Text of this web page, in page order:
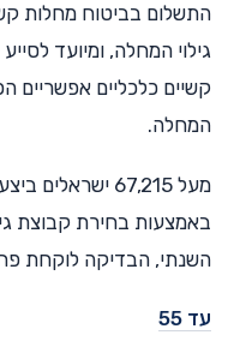
התשלום בביטוח מחלות
גילוי המחלה, ומיועד
קשיים כלכליים אפשריים
המחלה.
מעל 67,215
באמצעות בחירת קבוצת
השנתי, הבדיקה לוקחת
עד 55